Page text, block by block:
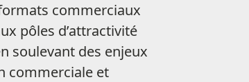
commerciaux
pôles d’attractivité
soulevant des enjeux
commerciale et